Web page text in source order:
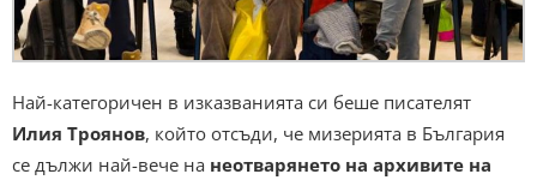
Най-категоричен в изказванията си беше писателят
Илия Троянов, който отсъди, че мизерията в България
се дължи най-вече на неотварянето на архивите на